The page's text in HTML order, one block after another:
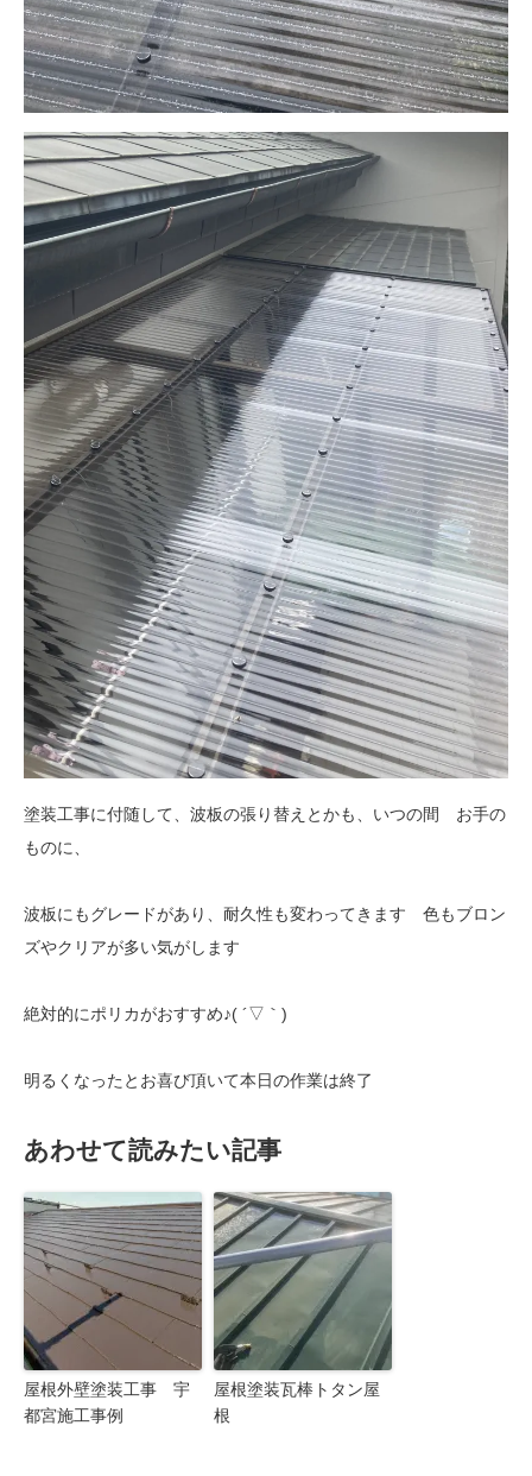
塗装工事に付随して、波板の張り替えとかも、いつの間 お手の
ものに、
波板にもグレードがあり、耐久性も変わってきます 色もブロン
ズやクリアが多い気がします
絶対的にポリカがおすすめ♪( ´▽｀)
明るくなったとお喜び頂いて本日の作業は終了
あわせて読みたい記事
屋根外壁塗装工事 宇
都宮施工事例
屋根塗装瓦棒トタン屋
根